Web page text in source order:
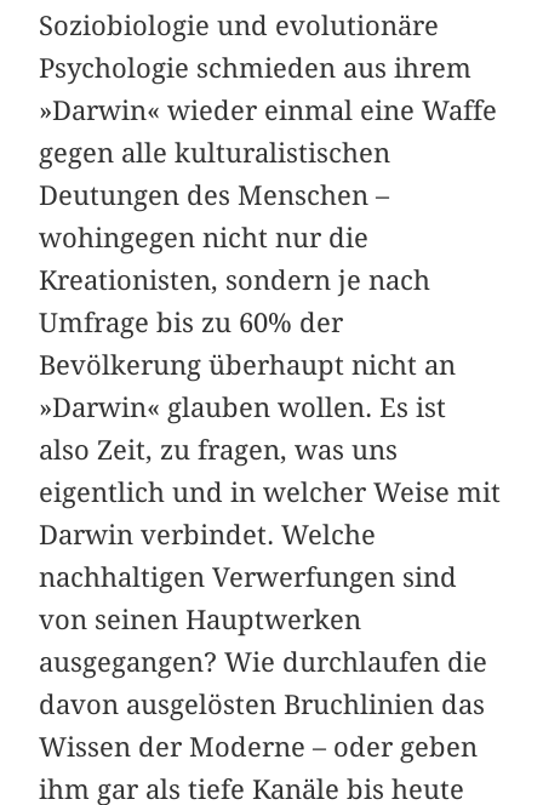
Soziobiologie und evolutionäre
Psychologie schmieden aus ihrem
»Darwin« wieder einmal eine Waffe
gegen alle kulturalistischen
Deutungen des Menschen –
wohingegen nicht nur die
Kreationisten, sondern je nach
Umfrage bis zu 60% der
Bevölkerung überhaupt nicht an
»Darwin« glauben wollen. Es ist
also Zeit, zu fragen, was uns
eigentlich und in welcher Weise mit
Darwin verbindet. Welche
nachhaltigen Verwerfungen sind
von seinen Hauptwerken
ausgegangen? Wie durchlaufen die
davon ausgelösten Bruchlinien das
Wissen der Moderne – oder geben
ihm gar als tiefe Kanäle bis heute